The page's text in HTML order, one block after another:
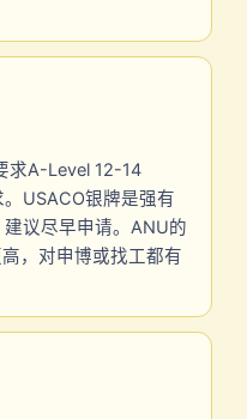
求A-Level 12-14
USACO银牌是强有
议尽早申请。ANU的
，对申博或找工都有